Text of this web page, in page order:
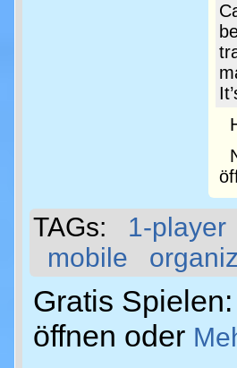
TAGs: 1-player
mobile
Gratis Spielen:
öffnen oder